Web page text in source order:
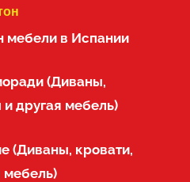
мебели в Испании
(Диваны,
другая мебель)
(Диваны, кровати,
мебель)